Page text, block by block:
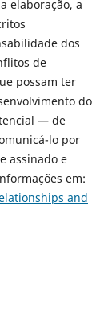
elaboração, a
dos
de
possam ter
do
— de
lo por
assinado e
em:
and